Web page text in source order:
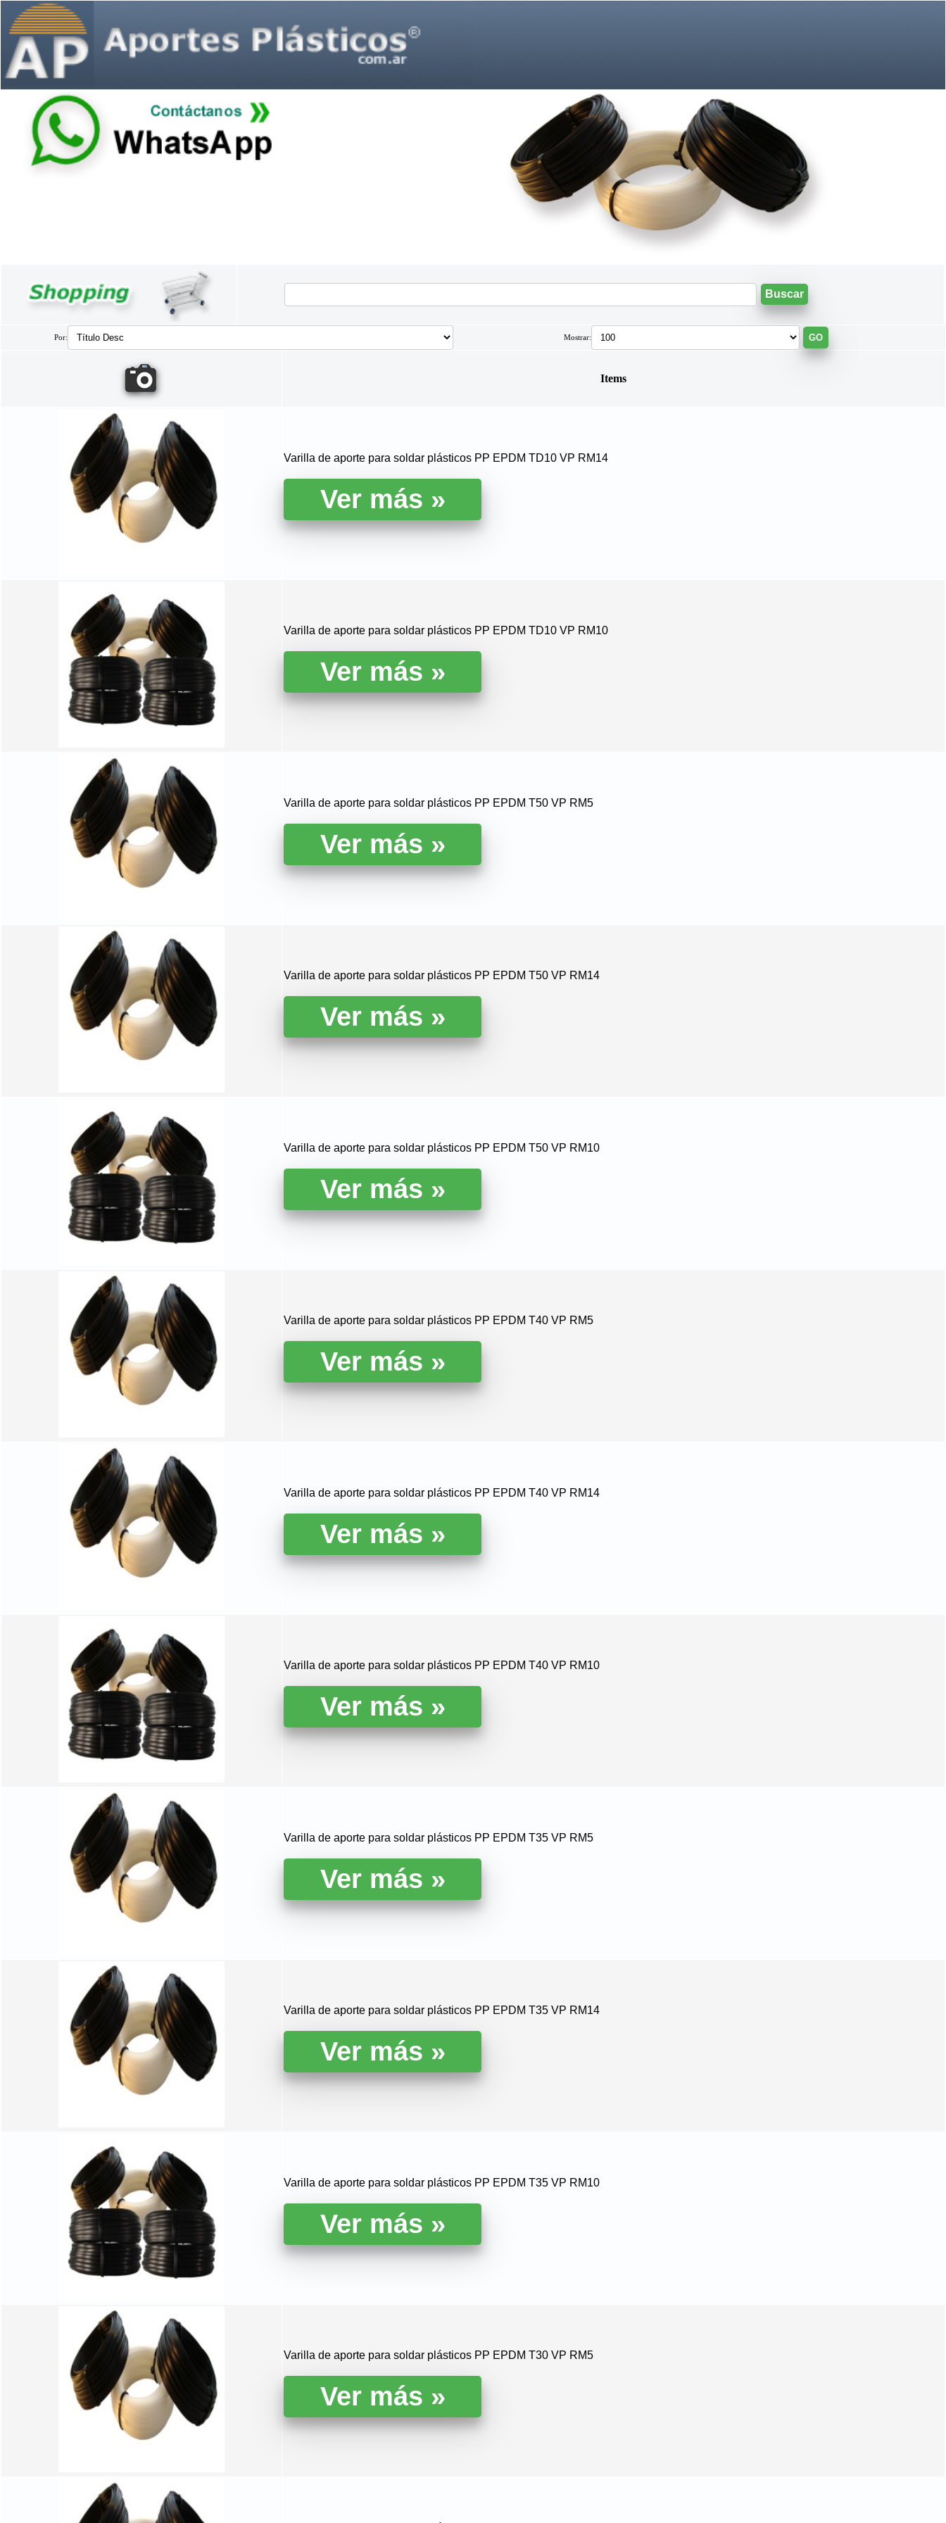
Por: Mostrar:
Items
Varilla de aporte para soldar plásticos PP EPDM TD10 VP RM14
Varilla de aporte para soldar plásticos PP EPDM TD10 VP RM10
Varilla de aporte para soldar plásticos PP EPDM T50 VP RM5
Varilla de aporte para soldar plásticos PP EPDM T50 VP RM14
Varilla de aporte para soldar plásticos PP EPDM T50 VP RM10
Varilla de aporte para soldar plásticos PP EPDM T40 VP RM5
Varilla de aporte para soldar plásticos PP EPDM T40 VP RM14
Varilla de aporte para soldar plásticos PP EPDM T40 VP RM10
Varilla de aporte para soldar plásticos PP EPDM T35 VP RM5
Varilla de aporte para soldar plásticos PP EPDM T35 VP RM14
Varilla de aporte para soldar plásticos PP EPDM T35 VP RM10
Varilla de aporte para soldar plásticos PP EPDM T30 VP RM5